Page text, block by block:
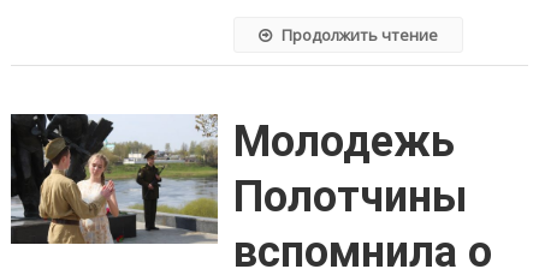
Продолжить чтение
Молодежь
Полотчины
вспомнила о